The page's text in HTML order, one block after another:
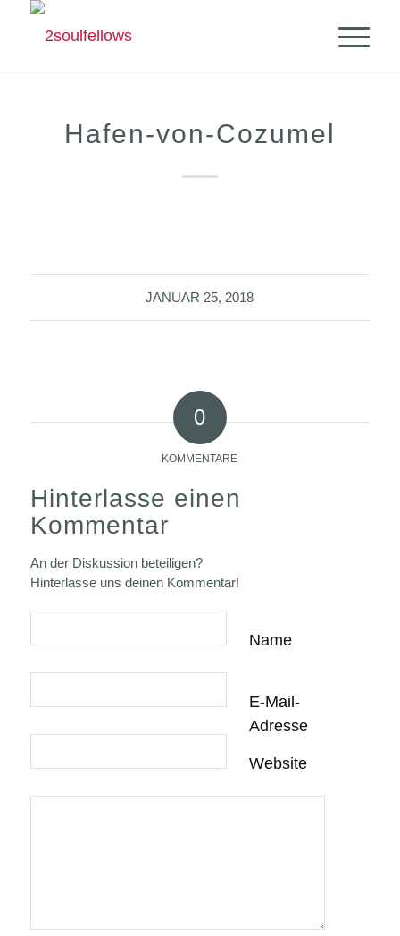
Hafen-von-Cozumel
JANUAR 25, 2018
0
KOMMENTARE
Hinterlasse einen
Kommentar
An der Diskussion beteiligen?
Hinterlasse uns deinen Kommentar!
Name
E-Mail-
Adresse
Website